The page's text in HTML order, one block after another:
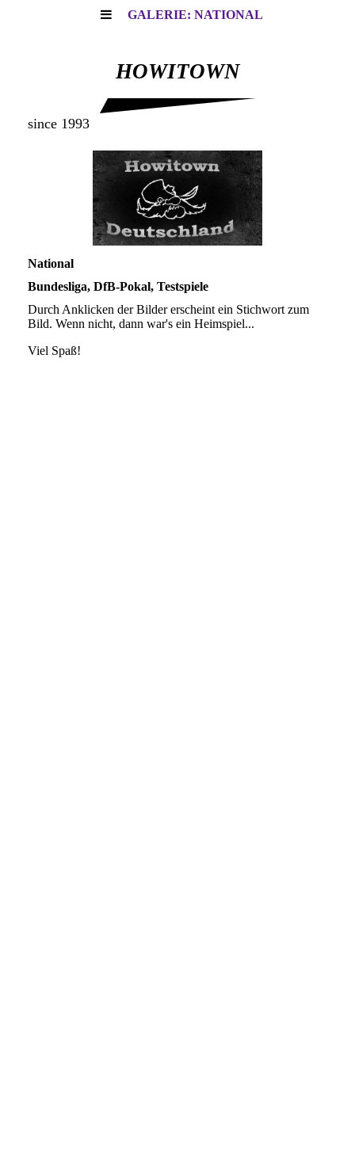
GALERIE: NATIONAL
HOWITOWN
since 1993
National
Bundesliga, DfB-Pokal, Testspiele
Durch Anklicken der Bilder erscheint ein Stichwort zum
Bild. Wenn nicht, dann war's ein Heimspiel...
Viel Spaß!